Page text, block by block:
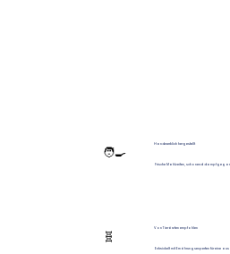
🧑‍🍳
Handwerklich hergestellt
Frische Mahlzeiten, schonend dampfgegart.
🧬
Entwickelt mit Ernährungsexperten für eine
Von Tierärzten empfohlen